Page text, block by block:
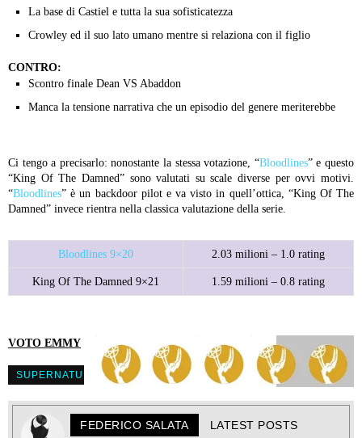
La base di Castiel e tutta la sua sofisticatezza
Crowley ed il suo lato umano mentre si relaziona con il figlio
CONTRO:
Scontro finale Dean VS Abaddon
Manca la tensione narrativa che un episodio del genere meriterebbe
Ci tengo a precisarlo: nonostante la stessa votazione, “Bloodlines” e questo
“King Of The Damned” sono valutati su scale diverse per ovvi motivi.
“Bloodlines” è un backdoor pilot e va visto in quell’ottica, “King Of The
Damned” invece rientra nella classica valutazione della serie.
Bloodlines 9×20 2.03 milioni – 1.0 rating
King Of The Damned 9×21 1.59 milioni – 0.8 rating
VOTO EMMY
SUPERNATURAL
FEDERICO SALATA LATEST POSTS